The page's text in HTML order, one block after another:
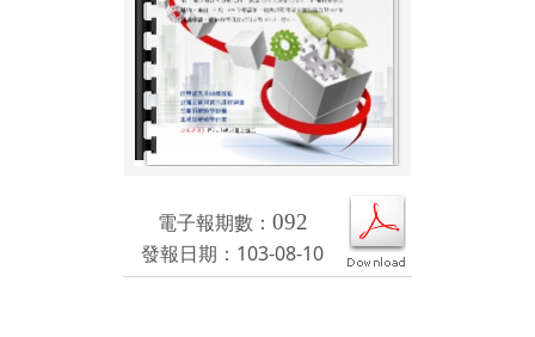
電子報期數： 092
發報日期：103-08-10